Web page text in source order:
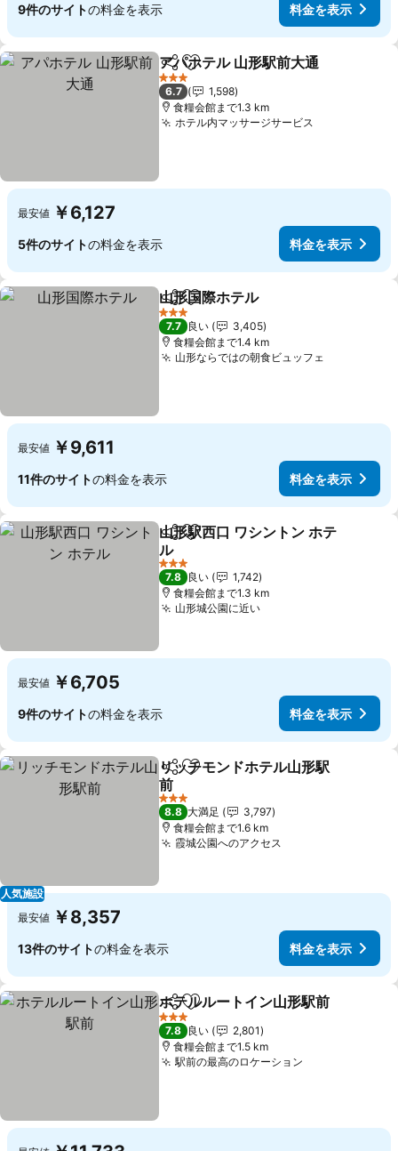
9件のサイトの料金を表示 料金を表示
シェアお気に入りに追加
アパホテル 山形駅前大通
3 ホテルのランク
6.7
1,598
食糧会館まで1.3 km
ホテル内マッサージサービス
最安値 ￥6,127
5件のサイトの料金を表示 料金を表示
シェアお気に入りに追加
山形国際ホテル
3 ホテルのランク
7.7 良い
3,405
食糧会館まで1.4 km
山形ならではの朝食ビュッフェ
最安値 ￥9,611
11件のサイトの料金を表示 料金を表示
シェアお気に入りに追加
山形駅西口 ワシントン ホテ
ル
3 ホテルのランク
7.8 良い
1,742
食糧会館まで1.3 km
山形城公園に近い
最安値 ￥6,705
9件のサイトの料金を表示 料金を表示
人気施設
シェアお気に入りに追加
リッチモンドホテル山形駅
前
3 ホテルのランク
8.8 大満足
3,797
食糧会館まで1.6 km
霞城公園へのアクセス
最安値 ￥8,357
13件のサイトの料金を表示 料金を表示
シェアお気に入りに追加
ホテルルートイン山形駅前
3 ホテルのランク
7.8 良い
2,801
食糧会館まで1.5 km
駅前の最高のロケーション